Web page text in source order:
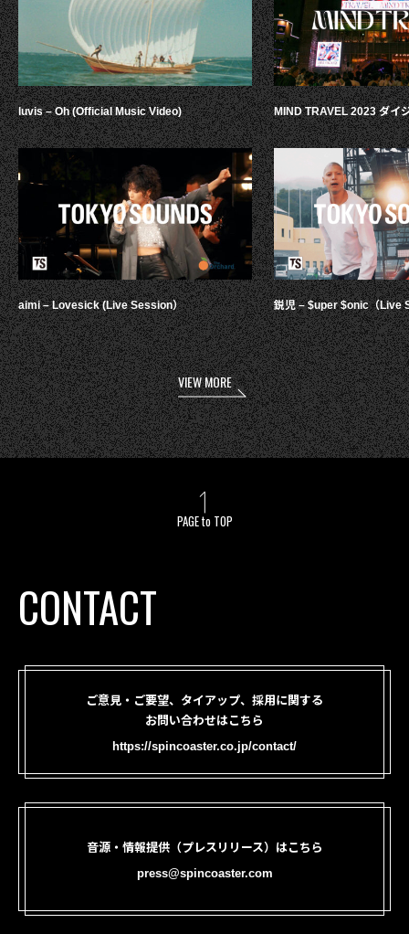
luvis – Oh (Official Music Video)
aimi – Lovesick (Live Session）
MIND TRAVEL 2023 ダイ
鋭児 – $uper $onic（Live
VIEW MORE
PAGE to TOP
CONTACT
ご意見・ご要望、タイアップ、採用に関する
お問い合わせはこちら
https://spincoaster.co.jp/contact/
音源・情報提供（プレスリリース）はこちら
press@spincoaster.com